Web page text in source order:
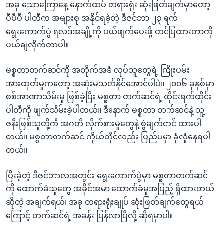
အခု သောကြောနေ့ နောက်ထပ် တရားရုံး ဆုံးဖြတ်ချက်မှာတော့
ပီပီပီ ပါတီက အများစု အနိုင်ရခဲ့တဲ့ ဒီဇင်ဘာ ၂၃ ရက်
ရွေးကောက်ပွဲ ရလဒ်အချို့ကို ပယ်ဖျက်ပေးဖို့ တင်ပြထားတာကို
ပယ်ချလိုက်တာပါ။
မစ္စတာတက်ဆင်ကို အတိုက်အခံ လုပ်သူတွေရဲ့ ကြိုးပမ်း
အားထုတ်မှုကတော့ အဆုံးမသတ်နိုင်အောင်ပါပဲ။ ၂၀၀၆ ခုနှစ်မှာ
စစ်အာဏာသိမ်းမှု ဖြစ်ခဲ့ပြီး မစ္စတာ တက်ဆင်ရဲ့ ထိုင်းရက်ထိုင်း
ပါတီကို ဖျက်သိမ်းခဲ့ပါတယ်။ ဒီနောက် မစ္စတာ တက်ဆင်နဲ့ သူ့
ဇနီးဖြစ်သူတို့ကို အဂတိ လိုက်စားမှုတွေနဲ့ စွဲချက်တင် ထားပါ
တယ်။ မစ္စတာတက်ဆင် ကိုယ်တိုင်လည်း ပြည်ပမှာ ခုံလှုံနေရပါ
တယ်။
ပြီးခဲ့တဲ့ ဒီဇင်ဘာလအတွင်း ရွေးကောက်ပွဲမှာ မစ္စတာတက်ဆင်
ကို ထောက်ခံသူတွေ အခိုင်အမာ ထောက်ခံမှုအပြည့် ရှိထားတယ်
ဆိုတဲ့ အချက်ရယ်၊ အခု တရားရုံးချုပ် ဆုံးဖြတ်ချက်တွေရယ်
ကြောင့် တက်ဆင်ရဲ့ အခန်း ပြန်လာပြီလို့ ဆိုရမှာပါ။